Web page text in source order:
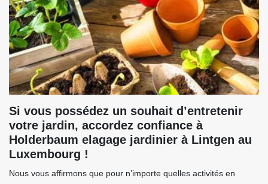
Si vous possédez un souhait d’entretenir
votre jardin, accordez confiance à
Holderbaum elagage jardinier à Lintgen au
Luxembourg !
Nous vous affirmons que pour n’importe quelles activités en